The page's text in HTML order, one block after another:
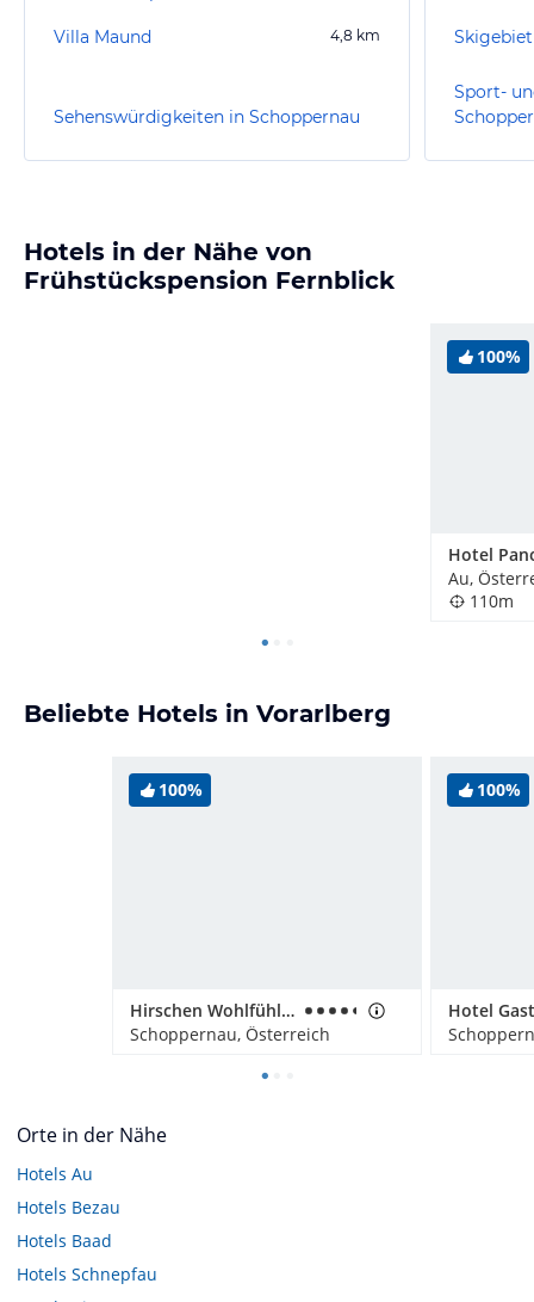
Villa Maund 4,8 km
Sehenswürdigkeiten in Schoppernau
Sport-
Hotels in der Nähe von
Frühstückspension Fernblick
100%
Au,
110m
Beliebte Hotels in Vorarlberg
100%
Hirschen Wohlfühlhotel
Schoppernau, Österreich
100%
Hotel
Orte in der Nähe
Hotels Au
Hotels Bezau
Hotels Baad
Hotels Schnepfau